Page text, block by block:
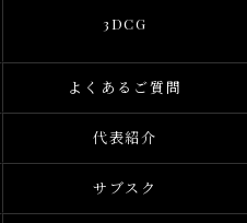
3DCG
よくあるご質問
代表紹介
サブスク